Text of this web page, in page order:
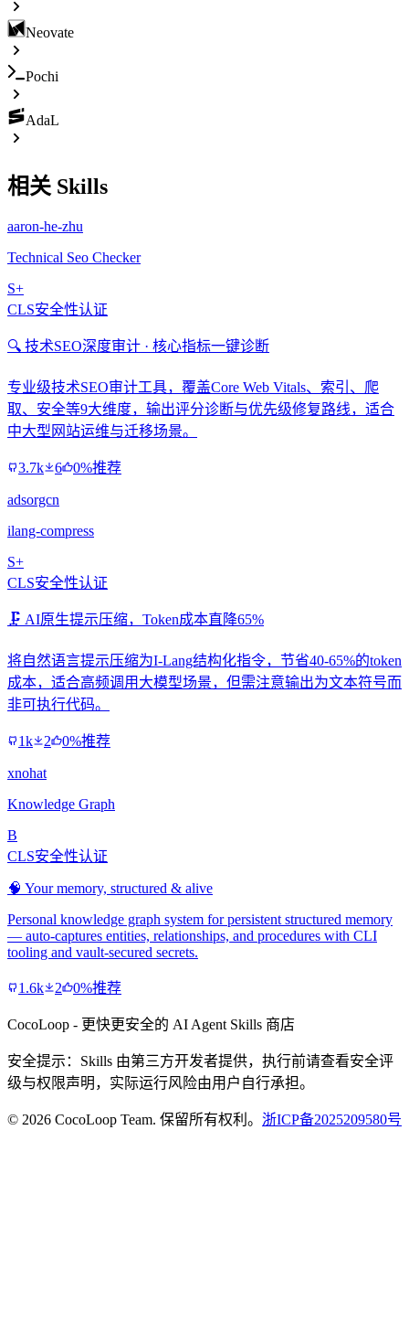
Neovate
Pochi
AdaL
相关 Skills
aaron-he-zhu
Technical Seo Checker
S+
CLS安全性认证
🔍 技术SEO深度审计 · 核心指标一键诊断
专业级技术SEO审计工具，覆盖Core Web Vitals、索引、爬
取、安全等9大维度，输出评分诊断与优先级修复路线，适合
中大型网站运维与迁移场景。
3.7k 6 0%推荐
adsorgcn
ilang-compress
S+
CLS安全性认证
🗜️ AI原生提示压缩，Token成本直降65%
将自然语言提示压缩为I-Lang结构化指令，节省40-65%的token
成本，适合高频调用大模型场景，但需注意输出为文本符号而
非可执行代码。
1k 2 0%推荐
xnohat
Knowledge Graph
B
CLS安全性认证
🧠 Your memory, structured & alive
Personal knowledge graph system for persistent structured memory
— auto-captures entities, relationships, and procedures with CLI
tooling and vault-secured secrets.
1.6k 2 0%推荐
CocoLoop - 更快更安全的 AI Agent Skills 商店
安全提示：Skills 由第三方开发者提供，执行前请查看安全评
级与权限声明，实际运行风险由用户自行承担。
© 2026 CocoLoop Team. 保留所有权利。 浙ICP备2025209580号